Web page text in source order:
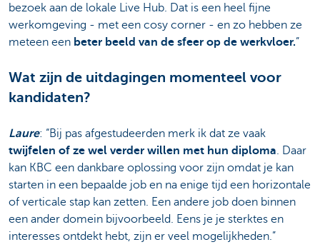
bezoek aan de lokale Live Hub. Dat is een heel fijne
werkomgeving - met een cosy corner - en zo hebben ze
meteen een beter beeld van de sfeer op de werkvloer.”
Wat zijn de uitdagingen momenteel voor
kandidaten?
Laure: “Bij pas afgestudeerden merk ik dat ze vaak
twijfelen of ze wel verder willen met hun diploma. Daar
kan KBC een dankbare oplossing voor zijn omdat je kan
starten in een bepaalde job en na enige tijd een horizontale
of verticale stap kan zetten. Een andere job doen binnen
een ander domein bijvoorbeeld. Eens je je sterktes en
interesses ontdekt hebt, zijn er veel mogelijkheden.”